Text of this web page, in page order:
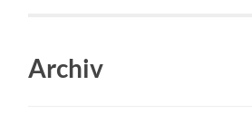
Archiv